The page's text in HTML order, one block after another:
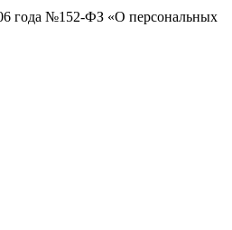
года №152-ФЗ «О персональных